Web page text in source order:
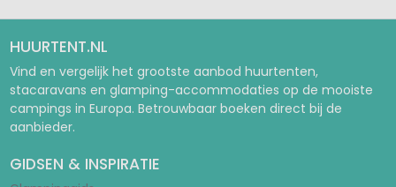
HUURTENT.NL
Vind en vergelijk het grootste aanbod huurtenten,
stacaravans en glamping-accommodaties op de mooiste
campings in Europa. Betrouwbaar boeken direct bij de
aanbieder.
GIDSEN & INSPIRATIE